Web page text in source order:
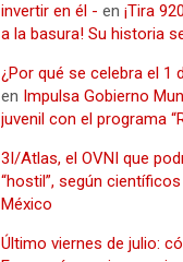
invertir en él - en¡Tira
a la basura! Su historia
¿Por qué se celebra el 1
en Impulsa Gobierno
juvenil con el programa
3I/Atlas, el OVNI que
“hostil”, según
México
Último viernes de julio: